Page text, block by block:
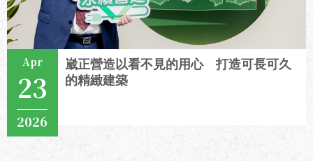
Apr
23
2026
崴正營造以看不見的用心 打造可長可久
的精緻建築